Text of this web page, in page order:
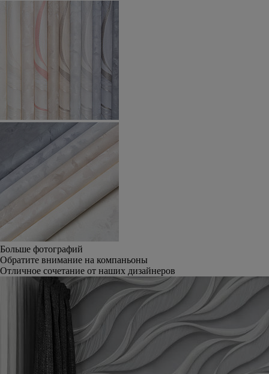
Больше фотографий
Обратите внимание на компаньоны
Отличное сочетание от наших дизайнеров